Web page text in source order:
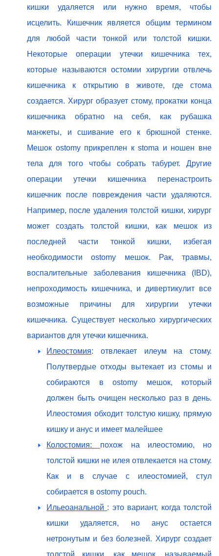
кишки удаляется или нужно время, чтобы
исцелить. Кишечник является общим термином
для любой части тонкой или толстой кишки.
Некоторые операции утечки кишечника тех,
которые называются остомии хирургии отвлечь
кишечника к открытию в животе, где стома
создается. Хирург образует стому, прокатки конца
кишечника обратно на себя, как рубашка
манжеты, и сшивание его к брюшной стенке.
Мешок ostomy прикреплен к stoma и ношен вне
тела для того чтобы собрать табурет. Другие
операции утечки кишечника перенастроить
кишечник после повреждения части удаляются.
Например, после удаления толстой кишки, хирург
может создать толстой кишки, как мешок из
последней части тонкой кишки, избегая
необходимости ostomy мешок. Рак, травмы,
воспалительные заболевания кишечника (IBD),
непроходимость кишечника, и дивертикулит все
возможные причины для хирургии утечки
кишечника. Существует несколько хирургических
вариантов для утечки кишечника.
Илеостомия: отвлекает илеум на стому.
Полутвердые отходы вытекает из стомы и
собираются в ostomy мешок, который
должен быть очищен несколько раз в день.
Илеостомия обходит толстую кишку, прямую
кишку и анус и имеет малейшее
Колостомия: похож на илеостомию, но
толстой кишки не илея отвлекается на стому.
Как и в случае с илеостомией, стул
собирается в ostomy pouch.
Ильеоанальной : это вариант, когда толстой
кишки удаляется, но анус остается
нетронутым и без болезней. Хирург создает
толстой кишки, как мешок, называемый